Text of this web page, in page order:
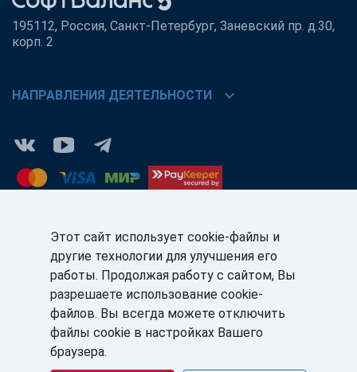
195112, Россия, Санкт-Петербург, Заневский пр. д.30,
корп. 2
НАПРАВЛЕНИЯ ДЕЯТЕЛЬНОСТИ chevron_right
КЛИЕНТАМ:
+7 (812) 327-5141
sale@sb-sale.ru
ПАРТНЁРАМ:
+7 (812) 327-5025
partner@softbalance.ru
Этот сайт использует cookie-файлы и
другие технологии для улучшения его
работы. Продолжая работу с сайтом, Вы
разрешаете использование cookie-
файлов. Вы всегда можете отключить
файлы cookie в настройках Вашего
браузера.